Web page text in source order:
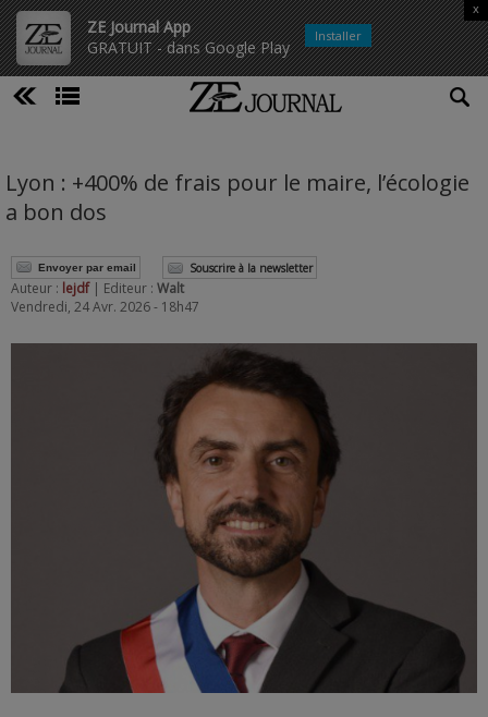
ZE Journal App
GRATUIT - dans Google Play
x
Installer
Lyon : +400% de frais pour le maire, l’écologie
a bon dos
Envoyer par email Souscrire à la newsletter
Auteur : lejdf | Editeur : Walt
Vendredi, 24 Avr. 2026 - 18h47